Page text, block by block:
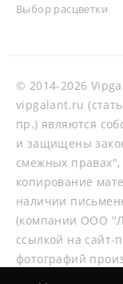
Выбор расцветки
© 2014-2026
vipgalant.ru
пр.) являются
и защищены
смежных правах",
копирование
наличии
(компании ООО
ссылкой на сайт-
фотографий